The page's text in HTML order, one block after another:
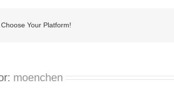
Your Platform!
moenchen